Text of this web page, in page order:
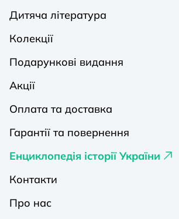
Дитяча література
Колекції
Подарункові видання
Акції
Оплата та доставка
Гарантії та повернення
Енциклопедія історії України
Контакти
Про нас